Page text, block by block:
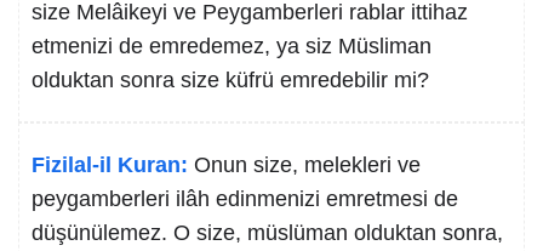
size Melâikeyi ve Peygamberleri rablar ittihaz
etmenizi de emredemez, ya siz Müsliman
olduktan sonra size küfrü emredebilir mi?
Fizilal-il Kuran: Onun size, melekleri ve
peygamberleri ilâh edinmenizi emretmesi de
düşünülemez. O size, müslüman olduktan sonra,